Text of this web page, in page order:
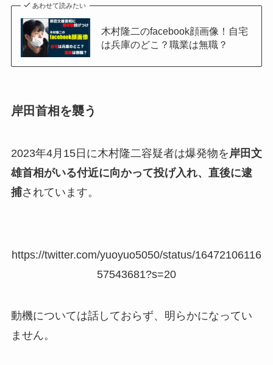
あわせて読みたい
木村隆二のfacebook顔画像！自宅
は兵庫のどこ？職業は無職？
岸田首相を襲う
2023年4月15日に木村隆二容疑者は爆発物を 岸田文
雄首相がいる付近に向かって投げ入れ、直後に逮
捕されています。
https://twitter.com/yuoyuo5050/status/16472106116
57543681?s=20
動機については話しておらず、明らかになってい
ません。